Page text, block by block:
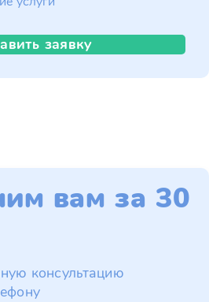
заявку
вам за 30
консультацию